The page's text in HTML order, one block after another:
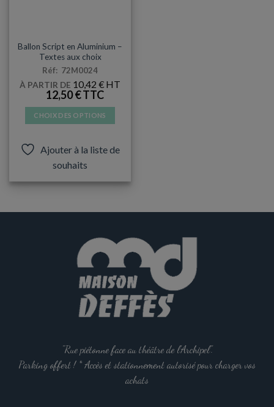
Ballon Script en Aluminium –
Textes aux choix
Réf: 72M0024
À PARTIR DE 10,42 €
12,50€
CHOIX DES OPTIONS
a
plusieurs
variations.
choisies
sur
page
produit
Ajouter à la liste de
souhaits
"Rue piétonne face au théâtre de l'Archipel".
Parking offert ! * Accès et stationnement autorisé pour charger vos
achats